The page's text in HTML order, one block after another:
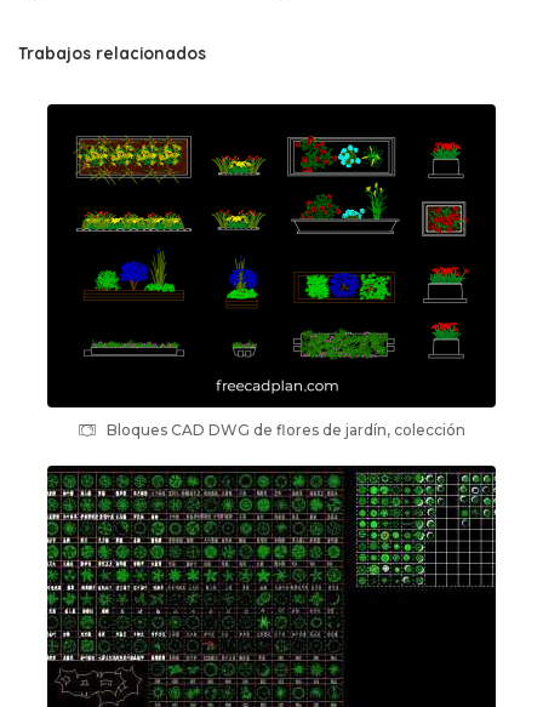
Trabajos relacionados
Bloques CAD DWG de flores de jardín, colección